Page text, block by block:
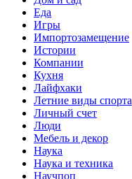
Еда
Игры
Импортозамещение
Истории
Компании
Кухня
Лайфхаки
Летние виды спорта
Личный счет
Люди
Мебель и декор
Наука
Наука и техника
Научпоп